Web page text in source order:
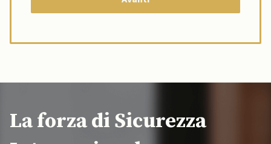
La forza di Sicurezza